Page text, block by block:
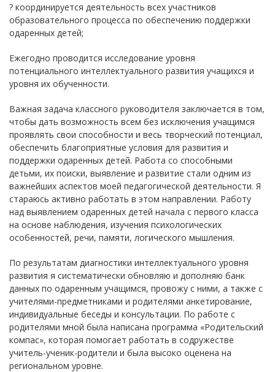
? координируется деятельность всех участников
образовательного процесса по обеспечению поддержки
одаренных детей;
Ежегодно проводится исследование уровня
потенциального интеллектуального развития учащихся и
уровня их обученности.
Важная задача классного руководителя заключается в том,
чтобы дать возможность всем без исключения учащимся
проявлять свои способности и весь творческий потенциал,
обеспечить благоприятные условия для развития и
поддержки одаренных детей. Работа со способными
детьми, их поиски, выявление и развитие стали одним из
важнейших аспектов моей педагогической деятельности. Я
стараюсь активно работать в этом направлении. Работу
над выявлением одаренных детей начала с первого класса
на основе наблюдения, изучения психологических
особенностей, речи, памяти, логического мышления.
По результатам диагностики интеллектуального уровня
развития я систематически обновляю и дополняю банк
данных по одаренным учащимся, провожу с ними, а также с
учителями-предметниками и родителями анкетирование,
индивидуальные беседы и консультации. По работе с
родителями мной была написана программа «Родительский
компас», которая помогает работать в содружестве
учитель-ученик-родители и была высоко оценена на
региональном уровне.